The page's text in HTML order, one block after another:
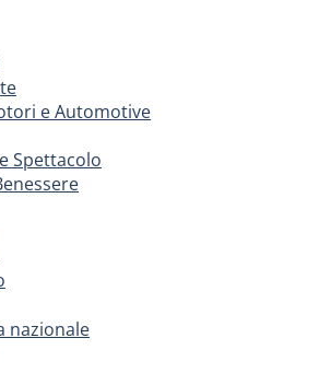
e Automotive
Spettacolo
nazionale